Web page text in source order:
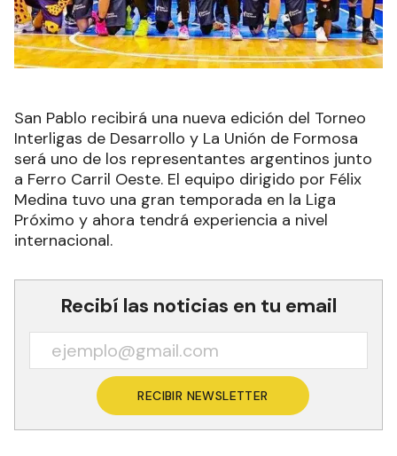
San Pablo recibirá una nueva edición del Torneo
Interligas de Desarrollo y La Unión de Formosa
será uno de los representantes argentinos junto
a Ferro Carril Oeste. El equipo dirigido por Félix
Medina tuvo una gran temporada en la Liga
Próximo y ahora tendrá experiencia a nivel
internacional.
Recibí las noticias en tu email
RECIBIR NEWSLETTER